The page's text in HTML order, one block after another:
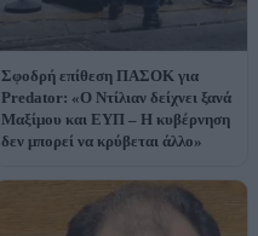
Σφοδρή επίθεση ΠΑΣΟΚ για
Predator: «Ο Ντίλιαν δείχνει ξανά
Μαξίμου και ΕΥΠ – Η κυβέρνηση
δεν μπορεί να κρύβεται άλλο»